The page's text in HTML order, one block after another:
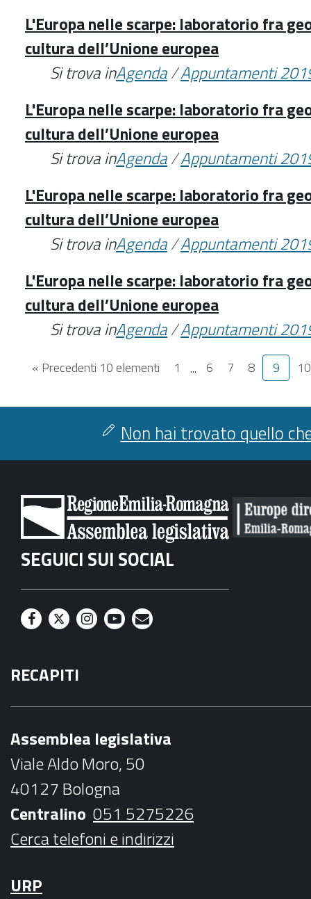
L'Europa nelle scarpe: laboratorio fra
cultura dell’Unione europea
Si trova inAgenda/Appuntamenti
L'Europa nelle scarpe: laboratorio fra
cultura dell’Unione europea
Si trova inAgenda/Appuntamenti
L'Europa nelle scarpe: laboratorio fra
cultura dell’Unione europea
Si trova inAgenda/Appuntamenti
L'Europa nelle scarpe: laboratorio fra
cultura dell’Unione europea
Si trova inAgenda/Appuntamenti
« Precedenti 10 elementi 1 ... 6 7 8 9 10
Non hai trovato quello
SEGUICI SUI SOCIAL
F
c
e
o
k
T
i
t
r
I
t
r
a
m
Y
t
b
e
M
l
RECAPITI
Assemblea legislativa
Viale Aldo Moro, 50
40127 Bologna
Centralino 051 5275226
Cerca telefoni e indirizzi
URP